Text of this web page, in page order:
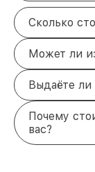
Сколько
Может ли
Выдаёте
Почему
вас?